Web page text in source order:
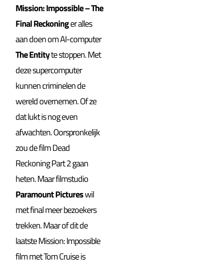
Mission: Impossible – The
Final Reckoninger alles
aan doen om AI-computer
The Entityte stoppen. Met
deze supercomputer
kunnen criminelen de
wereld overnemen. Of ze
dat lukt is nog even
afwachten. Oorspronkelijk
zou de film Dead
Reckoning Part 2 gaan
heten. Maar filmstudio
Paramount Pictureswil
met final meer bezoekers
trekken. Maar of dit de
laatste Mission: Impossible
film met Tom Cruise is